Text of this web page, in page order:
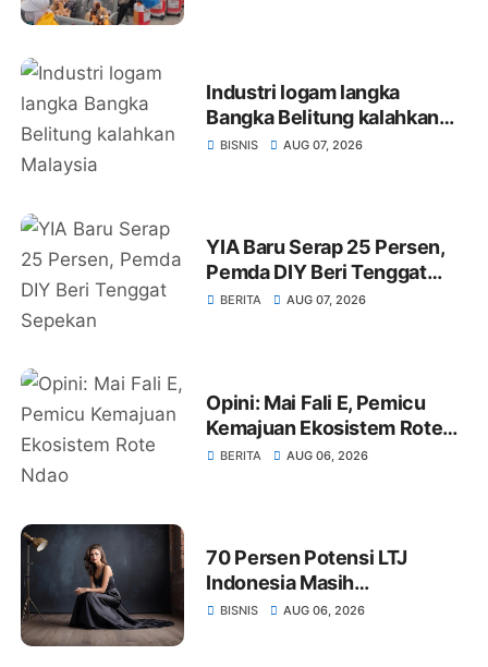
Industri logam langka
Bangka Belitung kalahkan
Malaysia
BISNIS AUG 07, 2026
YIA Baru Serap 25 Persen,
Pemda DIY Beri Tenggat
Sepekan Selesaikan
BERITA AUG 07, 2026
Opini: Mai Fali E, Pemicu
Kemajuan Ekosistem Rote
Ndao
BERITA AUG 06, 2026
70 Persen Potensi LTJ
Indonesia Masih
Tersembunyi
BISNIS AUG 06, 2026